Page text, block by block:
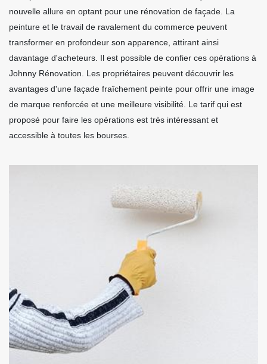
nouvelle allure en optant pour une rénovation de façade. La
peinture et le travail de ravalement du commerce peuvent
transformer en profondeur son apparence, attirant ainsi
davantage d'acheteurs. Il est possible de confier ces opérations à
Johnny Rénovation. Les propriétaires peuvent découvrir les
avantages d'une façade fraîchement peinte pour offrir une image
de marque renforcée et une meilleure visibilité. Le tarif qui est
proposé pour faire les opérations est très intéressant et
accessible à toutes les bourses.